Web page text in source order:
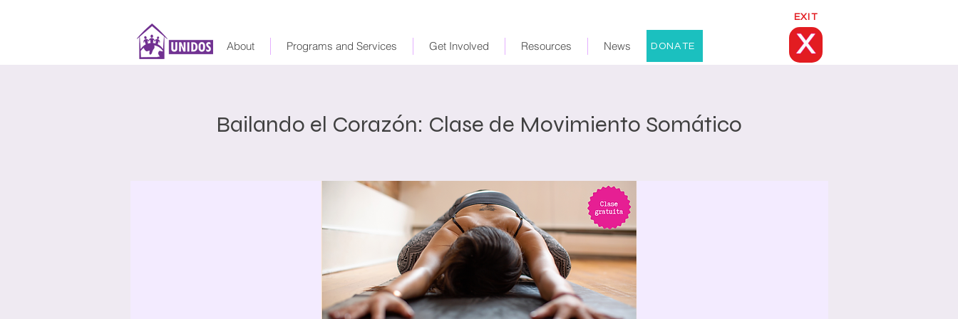
EXIT
About Programs and Services Get Involved Resources News DONATE X
Bailando el Corazón: Clase de Movimiento Somático